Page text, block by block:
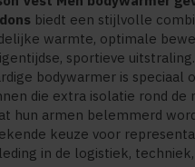
biedt een stijlvolle
warmte, optimale
sportieve
bodywarmer is speciaal
die extra isolatie rond de
hun armen belemmerd
keuze voor
in de logistiek,